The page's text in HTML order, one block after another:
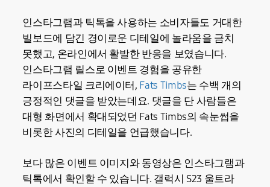
인스타그램과 틱톡을 사용하는 소비자들도 거대한
빌보드에 담긴 경이로운 디테일에 놀라움을 금치
못했고, 온라인에서 활발한 반응을 보였습니다.
인스타그램 릴스로 이벤트 경험을 공유한
라이프스타일 크리에이터, Fats Timbs는 수백 개의
긍정적인 댓글을 받았는데요. 댓글을 단 사람들은
대형 화면에서 확대되었던 Fats Timbs의 속눈썹을
비롯한 사진의 디테일을 언급했습니다.
보다 많은 이벤트 이미지와 동영상은 인스타그램과
틱톡에서 확인할 수 있습니다. 갤럭시 S23 울트라